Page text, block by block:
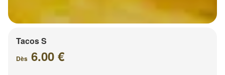
Tacos S
Dès 6.00 €